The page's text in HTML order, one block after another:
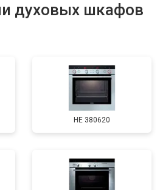
духовых шкафов
HE 380620